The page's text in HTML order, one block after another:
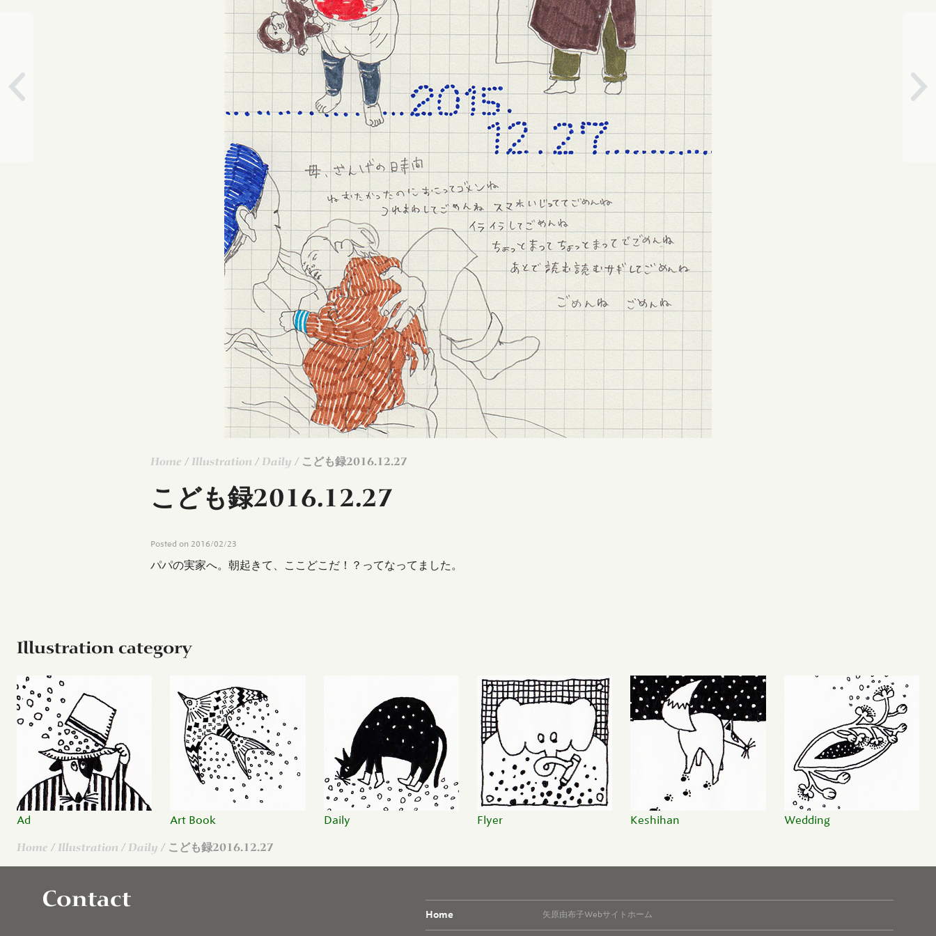
Home / Illustration / Daily / こども録2016.12.27
こども録2016.12.27
Posted on 2016/02/23
パパの実家へ。朝起きて、ここどこだ！？ってなってました。
Illustration category
Ad Art Book Daily Flyer Keshihan Wedding
Home / Illustration / Daily / こども録2016.12.27
Contact
Home 矢原由布子Webサイトホーム